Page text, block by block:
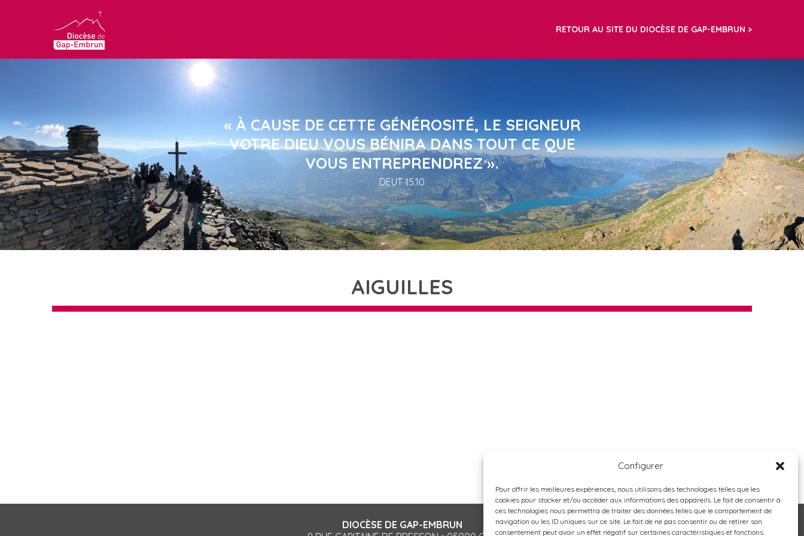
Configurer
Pour offrir les meilleures expériences, nous utilisons des technologies telles que les
cookies pour stocker et/ou accéder aux informations des appareils. Le fait de consentir à
ces technologies nous permettra de traiter des données telles que le comportement de
navigation ou les ID uniques sur ce site. Le fait de ne pas consentir ou de retirer son
consentement peut avoir un effet négatif sur certaines caractéristiques et fonctions.
RETOUR AU SITE DU DIOCÈSE DE GAP-EMBRUN
« À CAUSE DE CETTE GÉNÉROSITÉ, LE SEIGNEUR
VOTRE DIEU VOUS BÉNIRA DANS TOUT CE QUE
VOUS ENTREPRENDREZ ».
DEUT 15.10
AIGUILLES
DIOCÈSE DE GAP-EMBRUN